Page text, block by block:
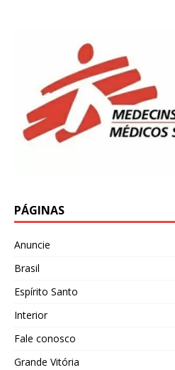
PÁGINAS
Anuncie
Brasil
Espírito Santo
Interior
Fale conosco
Grande Vitória